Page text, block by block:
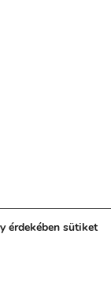
·
érdekében sütiket